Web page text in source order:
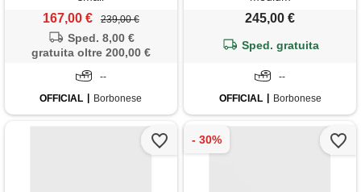
167,00 € 239,00 €
Sped. 8,00 €
gratuita oltre 200,00 €
--
OFFICIAL
Borbonese
245,00 €
Sped. gratuita
--
OFFICIAL
Borbonese